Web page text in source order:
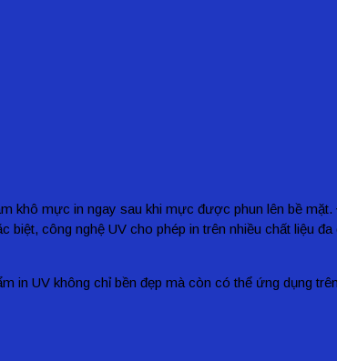
khô mực in ngay sau khi mực được phun lên bề
công nghệ UV cho phép in trên nhiều chất liệu
in UV không chỉ bền đẹp mà còn có thể ứng dụng